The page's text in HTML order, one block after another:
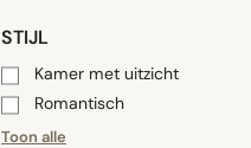
STIJL
Kamer met uitzicht
Romantisch
Toon alle